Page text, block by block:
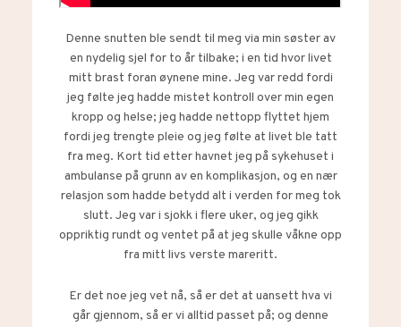
Denne snutten ble sendt til meg via min søster av
en nydelig sjel for to år tilbake; i en tid hvor livet
mitt brast foran øynene mine. Jeg var redd fordi
jeg følte jeg hadde mistet kontroll over min egen
kropp og helse; jeg hadde nettopp flyttet hjem
fordi jeg trengte pleie og jeg følte at livet ble tatt
fra meg. Kort tid etter havnet jeg på sykehuset i
ambulanse på grunn av en komplikasjon, og en nær
relasjon som hadde betydd alt i verden for meg tok
slutt. Jeg var i sjokk i flere uker, og jeg gikk
oppriktig rundt og ventet på at jeg skulle våkne opp
fra mitt livs verste mareritt.
Er det noe jeg vet nå, så er det at uansett hva vi
går gjennom, så er vi alltid passet på; og denne